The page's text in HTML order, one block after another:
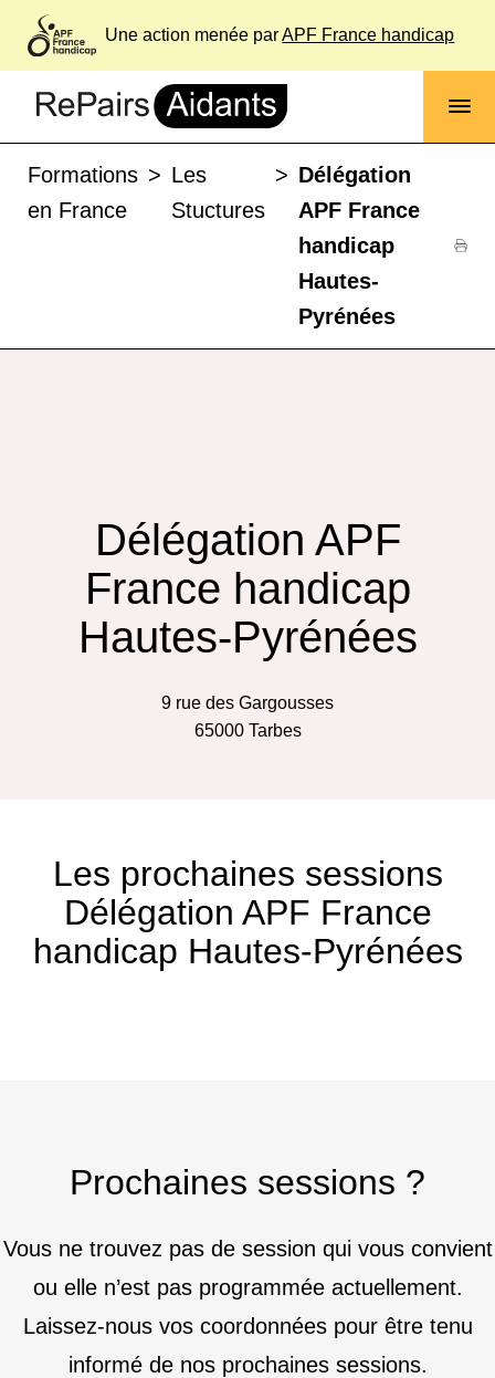
Une action menée parAPF France handicap
Formations
en France
> Les
Stuctures
> Délégation
APF France
handicap
Hautes-
Pyrénées
Délégation APF
France handicap
Hautes-Pyrénées
9 rue des Gargousses
65000 Tarbes
Les prochaines sessions
Délégation APF France
handicap Hautes-Pyrénées
Prochaines sessions ?
Vous ne trouvez pas de session qui vous convient
ou elle n’est pas programmée actuellement.
Laissez-nous vos coordonnées pour être tenu
informé de nos prochaines sessions.